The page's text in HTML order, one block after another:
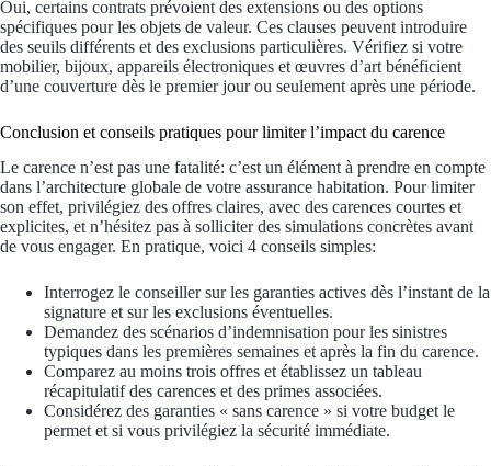
Oui, certains contrats prévoient des extensions ou des options
spécifiques pour les objets de valeur. Ces clauses peuvent introduire
des seuils différents et des exclusions particulières. Vérifiez si votre
mobilier, bijoux, appareils électroniques et œuvres d’art bénéficient
d’une couverture dès le premier jour ou seulement après une période.
Conclusion et conseils pratiques pour limiter l’impact du carence
Le carence n’est pas une fatalité: c’est un élément à prendre en compte
dans l’architecture globale de votre assurance habitation. Pour limiter
son effet, privilégiez des offres claires, avec des carences courtes et
explicites, et n’hésitez pas à solliciter des simulations concrètes avant
de vous engager. En pratique, voici 4 conseils simples:
Interrogez le conseiller sur les garanties actives dès l’instant de la
signature et sur les exclusions éventuelles.
Demandez des scénarios d’indemnisation pour les sinistres
typiques dans les premières semaines et après la fin du carence.
Comparez au moins trois offres et établissez un tableau
récapitulatif des carences et des primes associées.
Considérez des garanties « sans carence » si votre budget le
permet et si vous privilégiez la sécurité immédiate.